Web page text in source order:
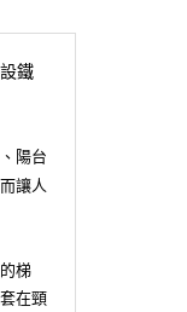
鐵
陽台
讓人
梯
在頸